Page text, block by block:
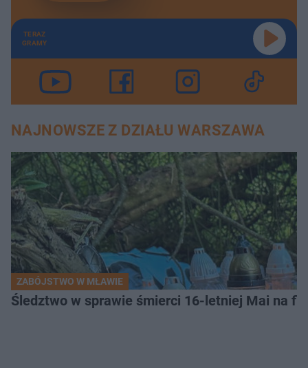
TERAZ
GRAMY
NAJNOWSZE Z DZIAŁU WARSZAWA
ZABÓJSTWO W MŁAWIE
Śledztwo w sprawie śmierci 16-letniej Mai na